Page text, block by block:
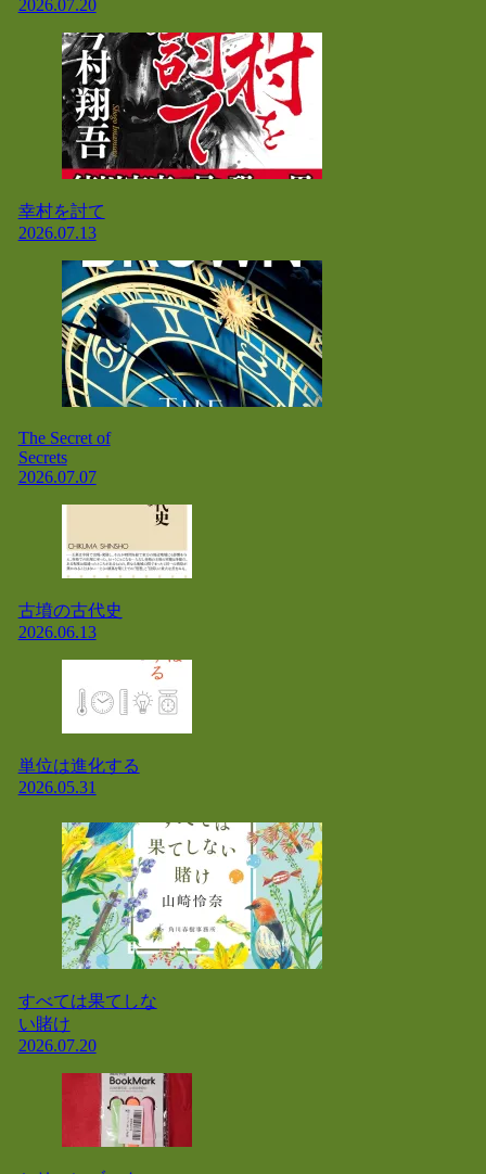
2026.07.20
幸村を討て
2026.07.13
The Secret of
Secrets
2026.07.07
古墳の古代史
2026.06.13
単位は進化する
2026.05.31
すべては果てしな
い賭け
2026.07.20